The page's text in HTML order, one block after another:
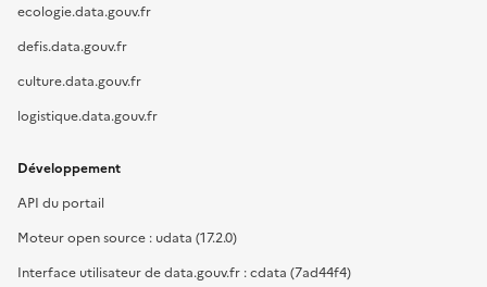
ecologie.data.gouv.fr
defis.data.gouv.fr
culture.data.gouv.fr
logistique.data.gouv.fr
Développement
API du portail
Moteur open source : udata (17.2.0)
Interface utilisateur de data.gouv.fr : cdata (7ad44f4)